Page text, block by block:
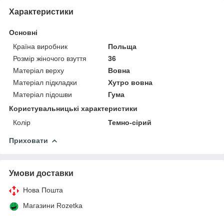
Характеристики
Основні
Країна виробник
Польща
Розмір жіночого взуття
36
Матеріал верху
Вовна
Матеріал підкладки
Хутро вовна
Матеріал підошви
Гума
Користувальницькі характеристики
Колір
Темно-сірий
Приховати
Умови доставки
Нова Пошта
Магазини Rozetka